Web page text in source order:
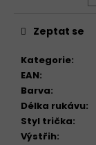
Kategorie:
EAN:
Barva:
Délka rukávu:
Styl trička:
Výstřih:
Zeptat se